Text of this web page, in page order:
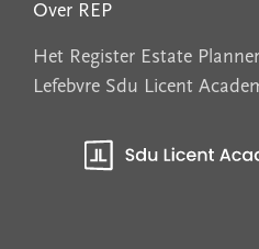
Over REP
Het Register Estate
Lefebvre Sdu Licent